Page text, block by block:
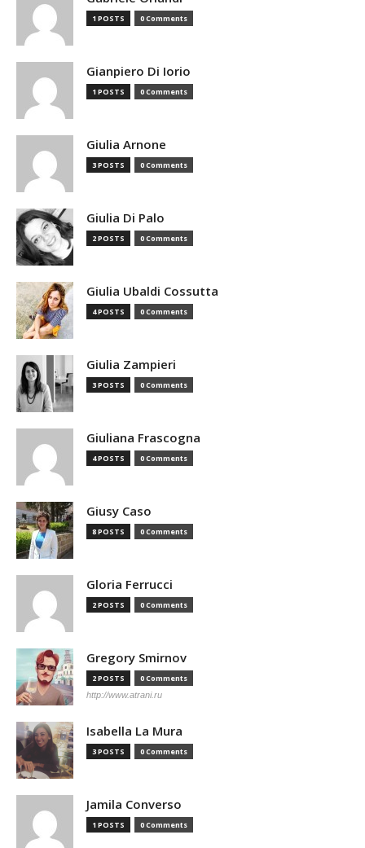
1 POSTS 0 Comments
Gianpiero Di Iorio
1 POSTS 0 Comments
Giulia Arnone
3 POSTS 0 Comments
Giulia Di Palo
2 POSTS 0 Comments
Giulia Ubaldi Cossutta
4 POSTS 0 Comments
Giulia Zampieri
3 POSTS 0 Comments
Giuliana Frascogna
4 POSTS 0 Comments
Giusy Caso
8 POSTS 0 Comments
Gloria Ferrucci
2 POSTS 0 Comments
Gregory Smirnov
2 POSTS 0 Comments
http://www.atrani.ru
Isabella La Mura
3 POSTS 0 Comments
Jamila Converso
1 POSTS 0 Comments